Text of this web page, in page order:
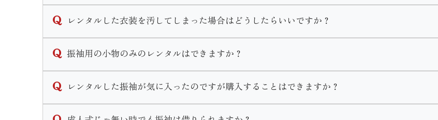
その他式当日のお支度と前撮り時のお支度２回分がセットに含まれます。
当店ではリメイクパックプランや単品での小物販売などお客様の需要に合わせてご案内致します。
なお、小物等の購入はせず持ち込み振袖の着付のみのご予約は承っておりません。ご了承くださいませ。
ただ大幅な寸法直しが必要な場合、小さくお直しするのであれば可能ですが大きくするのは難しいこともあ
ご検討のお客様は一度振袖をお持ちの上ご来店頂きご試着して頂きご提案させて頂きますのでお気軽にご
レンタルした衣装を汚してしまった場合はどうしたらいいですか？
万が一、著しく衣装を汚してしまった場合や物をなくしてしまった場合はお直し代や商品代を請求させて
衣装を汚してしまった場合はご返却の際に必ずご一報いただきます様お願い致します。
振袖用の小物のみのレンタルはできますか？
販売のみのご案内となります。
ママ振リメイクプランですとお得に小物を揃えることができます。
レンタルした振袖が気に入ったのですが購入することはできますか？